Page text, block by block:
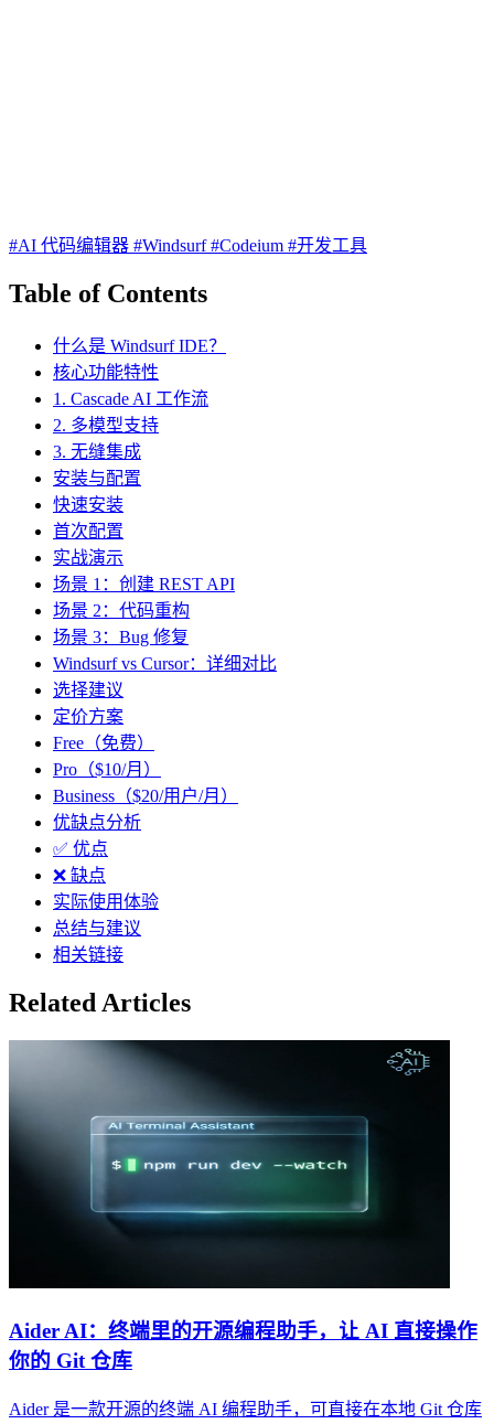
#AI 代码编辑器 #Windsurf#Codeium #开发工具
Table of Contents
什么是 Windsurf IDE？
核心功能特性
1. Cascade AI 工作流
2. 多模型支持
3. 无缝集成
安装与配置
快速安装
首次配置
实战演示
场景 1：创建 REST API
场景 2：代码重构
场景 3：Bug 修复
Windsurf vs Cursor：详细对比
选择建议
定价方案
Free（免费）
Pro（$10/月）
Business（$20/用户/月）
优缺点分析
✅ 优点
❌ 缺点
实际使用体验
总结与建议
相关链接
Related Articles
Aider AI：终端里的开源编程助手，让 AI 直接操作
你的 Git 仓库
Aider 是一款开源的终端 AI 编程助手，可直接在本地 Git 仓库